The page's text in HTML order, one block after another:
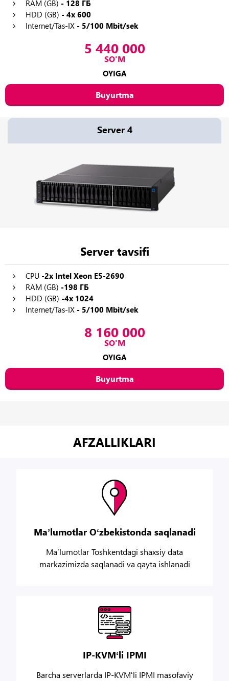
RAM (GB) - 128 ГБ
HDD (GB) - 4x 600
Internet/Tas-IX - 5/100 Mbit/sek
5 440 000
SO'M
OYIGA
Buyurtma
Server 4
Server tavsifi
CPU -2x Intel Xeon E5-2690
RAM (GB) -198 ГБ
HDD (GB) -4x 1024
Internet/Tas-IX - 5/100 Mbit/sek
8 160 000
SO'M
OYIGA
Buyurtma
AFZALLIKLARI
Maʼlumotlar Oʻzbekistonda saqlanadi
Maʼlumotlar Toshkentdagi shaxsiy data
markazimizda saqlanadi va qayta ishlanadi
IP-KVMʻli IPMI
Barcha serverlarda IP-KVMʻli IPMI masofaviy